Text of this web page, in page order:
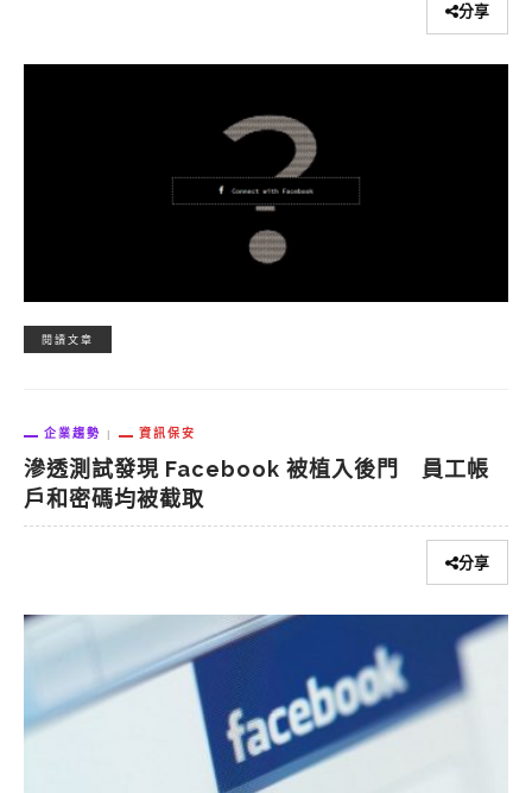
分享
閱讀文章
企業趨勢 資訊保安
滲透測試發現 Facebook 被植入後門 員工帳
戶和密碼均被截取
分享